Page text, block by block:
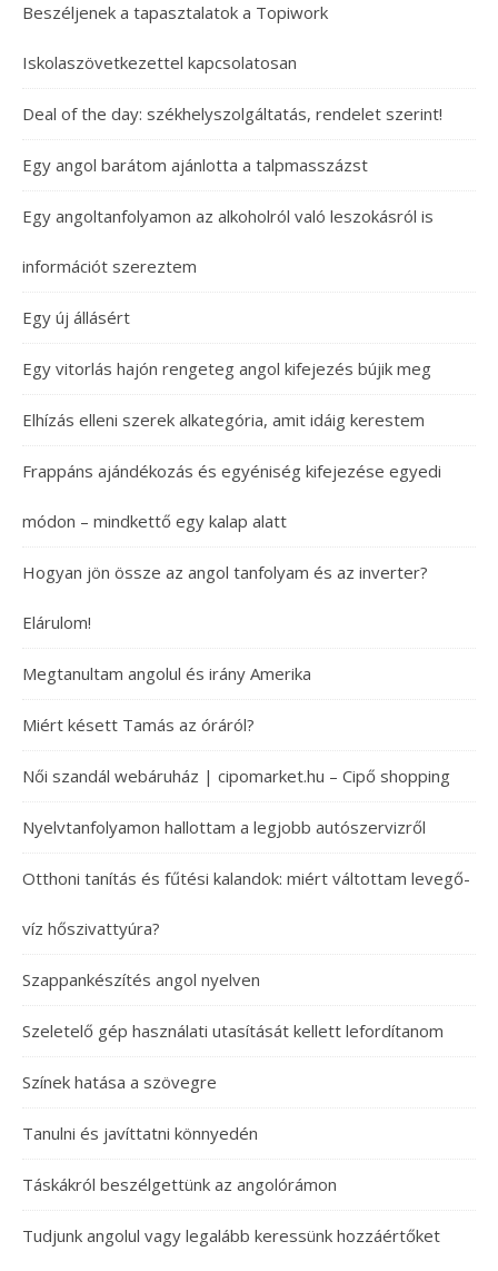
Beszéljenek a tapasztalatok a Topiwork
Iskolaszövetkezettel kapcsolatosan
Deal of the day: székhelyszolgáltatás, rendelet szerint!
Egy angol barátom ajánlotta a talpmasszázst
Egy angoltanfolyamon az alkoholról való leszokásról is
információt szereztem
Egy új állásért
Egy vitorlás hajón rengeteg angol kifejezés bújik meg
Elhízás elleni szerek alkategória, amit idáig kerestem
Frappáns ajándékozás és egyéniség kifejezése egyedi
módon – mindkettő egy kalap alatt
Hogyan jön össze az angol tanfolyam és az inverter?
Elárulom!
Megtanultam angolul és irány Amerika
Miért késett Tamás az óráról?
Női szandál webáruház | cipomarket.hu – Cipő shopping
Nyelvtanfolyamon hallottam a legjobb autószervizről
Otthoni tanítás és fűtési kalandok: miért váltottam levegő-
víz hőszivattyúra?
Szappankészítés angol nyelven
Szeletelő gép használati utasítását kellett lefordítanom
Színek hatása a szövegre
Tanulni és javíttatni könnyedén
Táskákról beszélgettünk az angolórámon
Tudjunk angolul vagy legalább keressünk hozzáértőket